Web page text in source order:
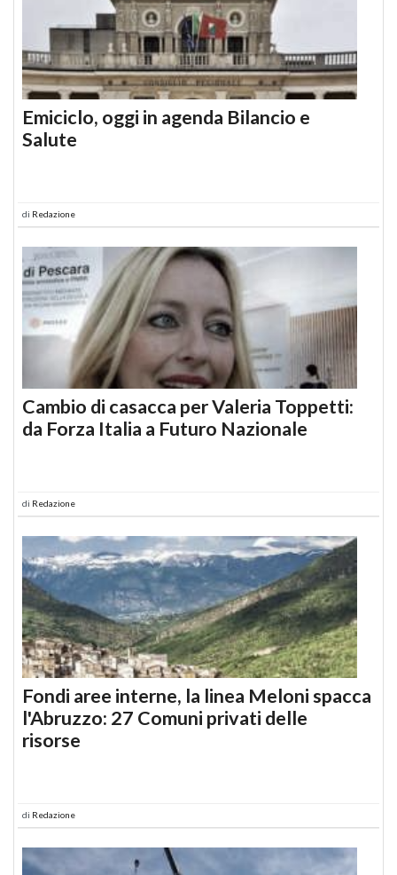
Emiciclo, oggi in agenda Bilancio e
Salute
di Redazione
Cambio di casacca per Valeria Toppetti:
da Forza Italia a Futuro Nazionale
di Redazione
Fondi aree interne, la linea Meloni spacca
l'Abruzzo: 27 Comuni privati delle
risorse
di Redazione